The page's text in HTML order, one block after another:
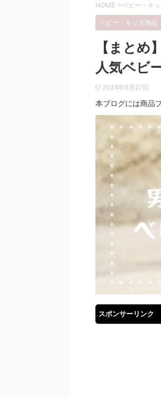
HOME >ベビー・キ
ベビー・キッズ用品
【まとめ
人気ベビ
2024年6月27日
本ブログには商品
スポンサーリンク